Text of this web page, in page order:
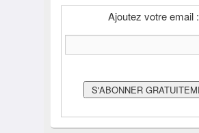
Ajoutez votre email :